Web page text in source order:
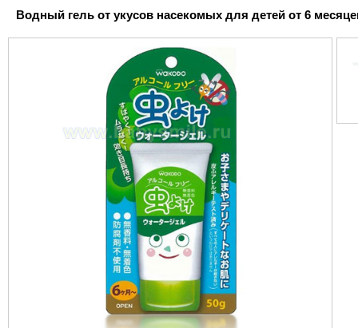
Водный гель от укусов насекомых для детей от 6